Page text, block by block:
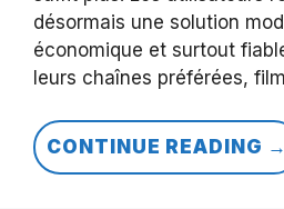
désormais une solution
économique et surtout
leurs chaînes préférées,
CONTINUE READING →